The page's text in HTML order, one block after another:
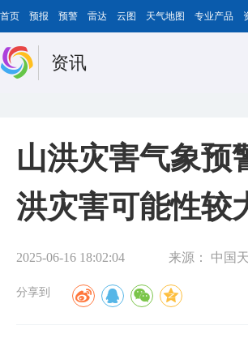
首页 预报 预警 雷达 云图 天气地图 专业产品
资讯
山洪灾害气象预
洪灾害可能性较
2025-06-16 18:02:04 来源： 中国
分享到